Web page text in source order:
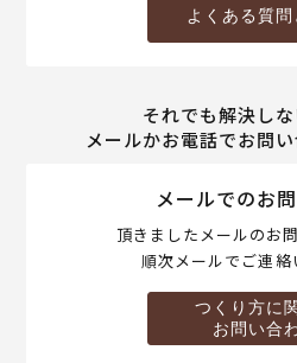
よくある質
それでも解決しな
メールかお電話でお問い
メールでのお
頂きましたメールのお
順次メールでご連絡
つくり方に
お問い合